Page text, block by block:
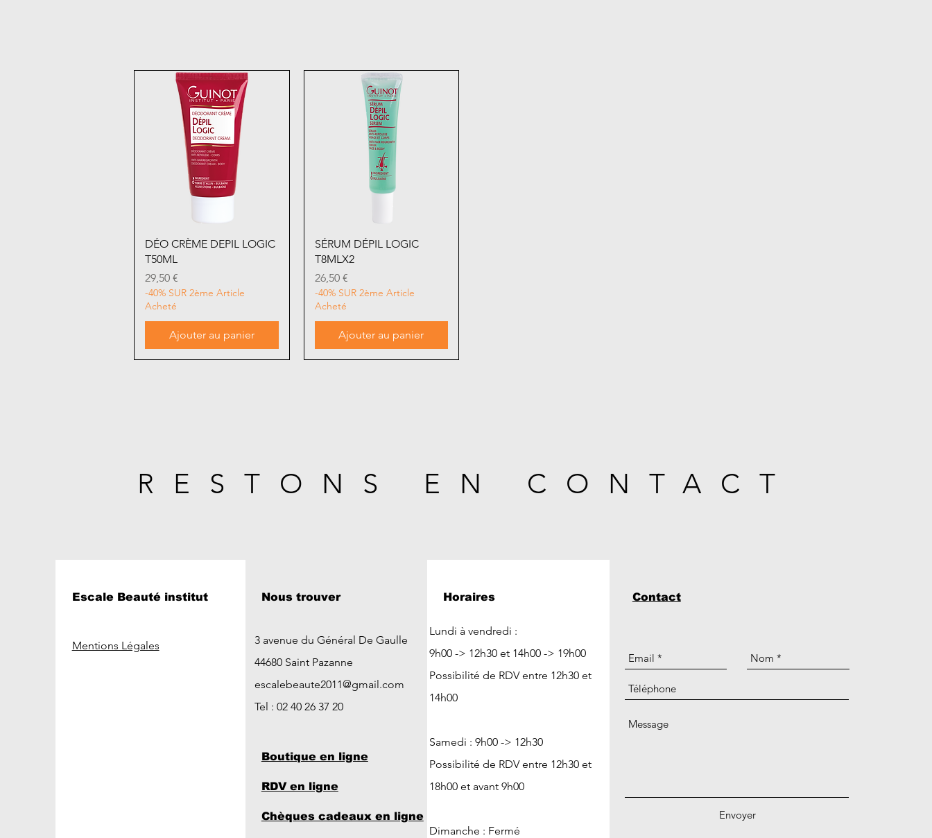
Aperçu rapide
DÉO CRÈME DEPIL LOGIC
T50ML
Prix
29,50 €
-40% SUR 2ème Article
Acheté
Ajouter au panier
Aperçu rapide
SÉRUM DÉPIL LOGIC
T8MLX2
Prix
26,50 €
-40% SUR 2ème Article
Acheté
Ajouter au panier
RESTONS EN CONTACT
Escale Beauté institut
Mentions Légales
Nous trouver
3 avenue du Général De Gaulle
44680 Saint Pazanne
escalebeaute2011@gmail.com
Tel : 02 40 26 37 20
Boutique en ligne
RDV en ligne
Chèques cadeaux en ligne
Horaires
Lundi à vendredi :
9h00 -> 12h30 et 14h00 -> 19h00
Possibilité de RDV entre 12h30 et
14h00
Samedi : 9h00 -> 12h30
Possibilité de RDV entre 12h30 et
18h00 et avant 9h00
Dimanche : Fermé
Contact
Envoyer